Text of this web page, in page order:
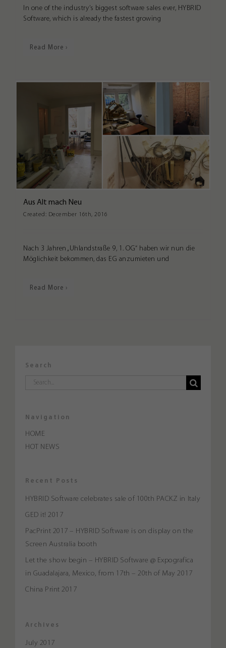
In one of the industry’s biggest software sales ever, HYBRID
Software, which is already the fastest growing
Read More ›
Aus Alt mach Neu
Created: December 16th, 2016
Nach 3 Jahren „Uhlandstraße 9, 1. OG“ haben wir nun die
Möglichkeit bekommen, das EG anzumieten und
Read More ›
Search
Search
Navigation
HOME
HOT NEWS
Recent Posts
HYBRID Software celebrates sale of 100th PACKZ in Italy
GED it! 2017
PacPrint 2017 – HYBRID Software is on display on the
Screen Australia booth
Let the show begin – HYBRID Software @ Expografica
in Guadalajara, Mexico, from 17th – 20th of May 2017
China Print 2017
Archives
July 2017